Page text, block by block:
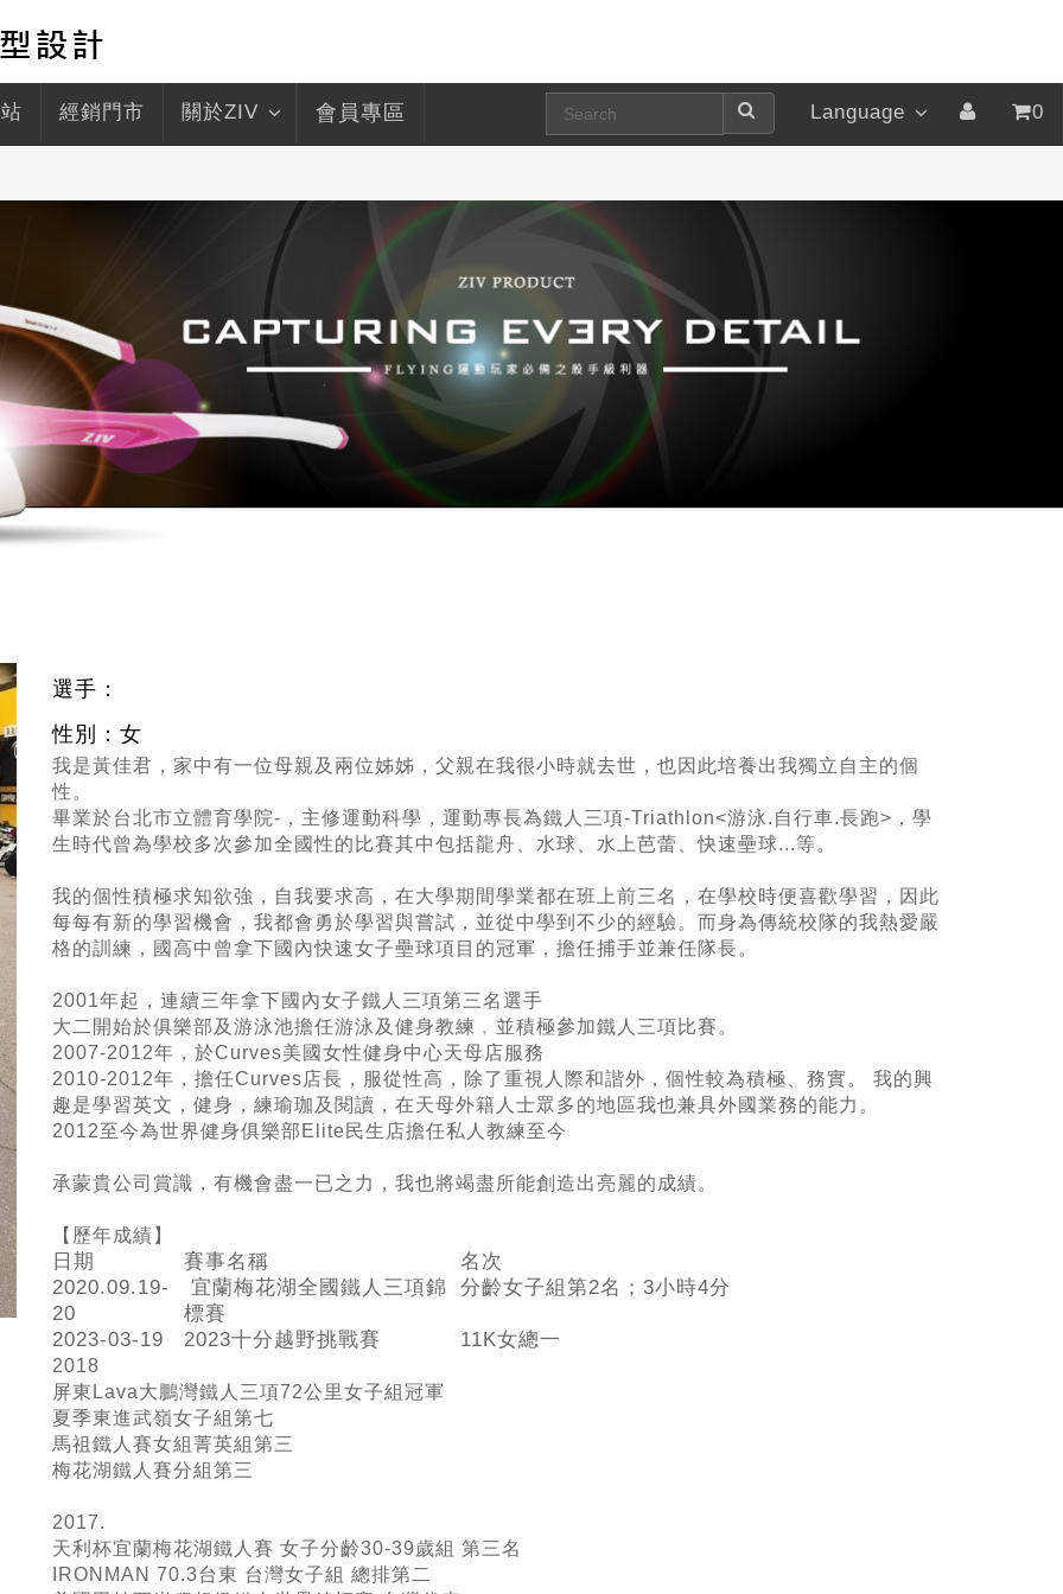
經銷門市 關於ZIV 會員專區 Language 0
選手：
性別：女
我是黃佳君，家中有一位母親及兩位姊姊，父親在我很小時就去世，也因此培養出我獨立自主的個
性。
畢業於台北市立體育學院- ，主修運動科學 ，運動專長為鐵人三項-Triathlon<游泳.自行車.長跑>，學
生時代曾為學校多次參加全國性的比賽其中包括龍舟、水球、水上芭蕾、快速壘球...等。
我的個性積極求知欲強，自我要求高，在大學期間學業都在班上前三名，在學校時便喜歡學習，因此
每每有新的學習機會，我都會勇於學習與嘗試，並從中學到不少的經驗。而身為傳統校隊的我熱愛嚴
格的訓練，國高中曾拿下國內快速女子壘球項目的冠軍，擔任捕手並兼任隊長。
2001年起，連續三年拿下國內女子鐵人三項第三名選手
大二開始於俱樂部及游泳池擔任游泳及健身教練﹐並積極參加鐵人三項比賽。
2007-2012年，於Curves美國女性健身中心天母店服務
2010-2012年，擔任Curves店長，服從性高，除了重視人際和諧外，個性較為積極、務實。 我的興
趣是學習英文，健身，練瑜珈及閱讀，在天母外籍人士眾多的地區我也兼具外國業務的能力。
2012至今為世界健身俱樂部Elite民生店擔任私人教練至今
承蒙貴公司賞識，有機會盡一已之力，我也將竭盡所能創造出亮麗的成績。
【歷年成績】
日期 賽事名稱
名次
2020.09.19-
20
宜蘭梅花湖全國鐵人三項錦
標賽
分齡女子組第2名；3小時4分
2023-03-19 2023十分越野挑戰賽 11K女總一
2018
屏東Lava大鵬灣鐵人三項72公里女子組冠軍
夏季東進武嶺女子組第七
馬祖鐵人賽女組菁英組第三
梅花湖鐵人賽分組第三
2017.
天利杯宜蘭梅花湖鐵人賽 女子分齡30-39歲組 第三名
IRONMAN 70.3台東 台灣女子組 總排第二